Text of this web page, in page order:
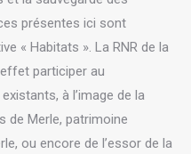
présentes ici sont
« Habitats ». La RNR de la
participer au
à l’image de la
de Merle, patrimoine
ou encore de l’essor de la